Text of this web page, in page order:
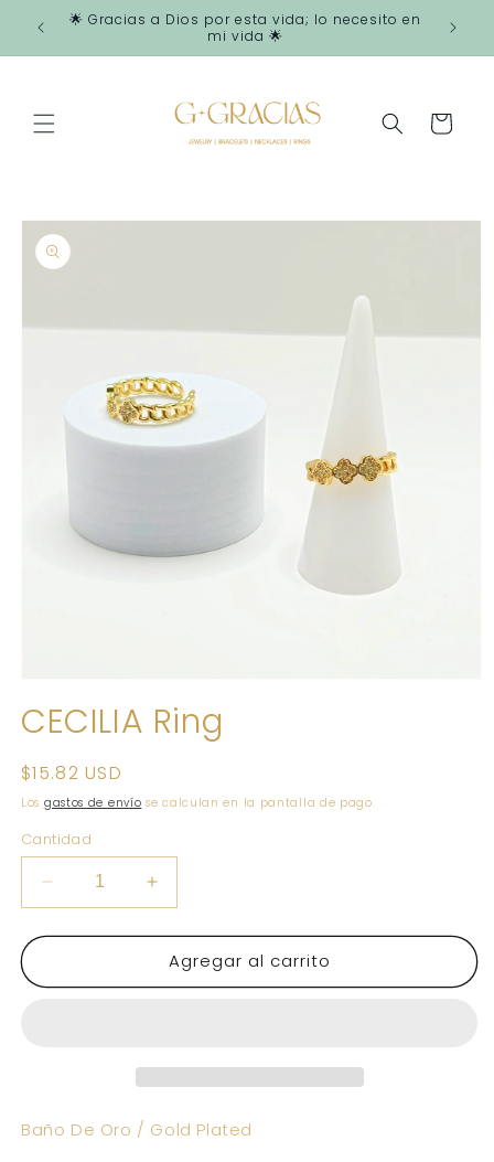
directamente
🌟 Gracias a Dios por esta vida; lo necesito en
mi vida 🌟
Carrito
directamente
información
multimedia
1
una
ventana
modal
CECILIA Ring
Precio
habitual
$15.82 USD
Los gastos de envío se calculan en la pantalla de pago.
Cantidad
Reducir
cantidad
para
Ring
Aumentar
cantidad
para
CECILIA
Ring
Agregar al carrito
Baño De Oro / Gold Plated